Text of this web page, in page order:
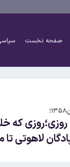
صفحه نخست
لاهوتی